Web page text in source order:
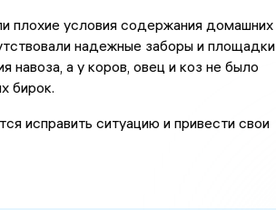
плохие условия содержания домашних
надежные заборы и площадки
навоза, а у коров, овец и коз не было
бирок.
исправить ситуацию и привести свои